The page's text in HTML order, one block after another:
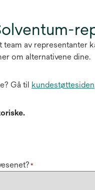
team av representanter
om alternativene dine.
Gå til kundestøttesiden
*